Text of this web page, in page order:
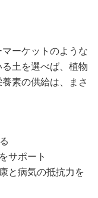
ーケットのような
土を選べば、植物
素の供給は、まさ
サポート
と病気の抵抗力を